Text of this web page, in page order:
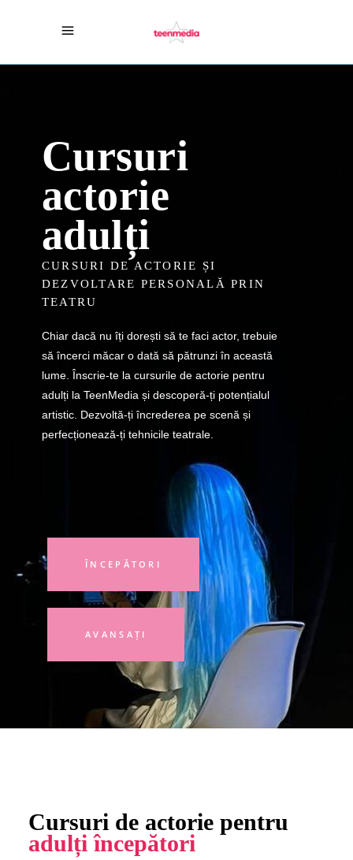
Cursuri
actorie
adulți
CURSURI DE ACTORIE ȘI
DEZVOLTARE PERSONALĂ PRIN
TEATRU
Chiar dacă nu îți dorești să te faci actor, trebuie
să încerci măcar o dată să pătrunzi în această
lume. Înscrie-te la cursurile de actorie pentru
adulți la TeenMedia și descoperă-ți potențialul
artistic. Dezvoltă-ți încrederea pe scenă și
perfecționează-ți tehnicile teatrale.
ÎNCEPĂTORI
AVANSAȚI
Cursuri de actorie pentru
adulți începători